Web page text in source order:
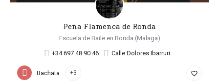
Peña Flamenca de Ronda
Escuela de Baile en Ronda (Malaga)
+34 697 48 90 46 Calle Dolores Ibarruri
Bachata +3 favorite_border